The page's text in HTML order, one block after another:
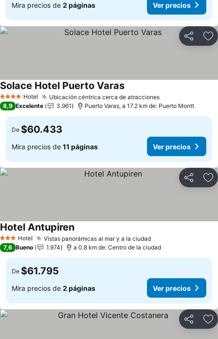
Mira precios de 2 páginas Ver precios
Compartir
4 EstrellasHotel Ubicación céntrica cerca de atraccionesVer precios
Solace Hotel Puerto VarasVer precios
8,9 Excelente 3.961 Puerto Varas, a 17.2 km de: Puerto Montt
De $60.433
Mira precios de 11 páginas Ver precios
Compartir
3 Estrellas
Hotel Vistas panorámicas al mar y a la ciudadVer precios
Hotel AntupirenVer precios
7,6 Bueno 1.974 a 0.8 km de: Centro de la ciudad
De $61.795
Mira precios de 2 páginas Ver precios
Compartir